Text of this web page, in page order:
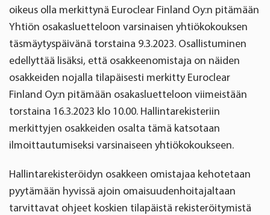
oikeus olla merkittynä Euroclear Finland Oy:n pitämään
Yhtiön osakasluetteloon varsinaisen yhtiökokouksen
täsmäytyspäivänä torstaina 9.3.2023. Osallistuminen
edellyttää lisäksi, että osakkeenomistaja on näiden
osakkeiden nojalla tilapäisesti merkitty Euroclear
Finland Oy:n pitämään osakasluetteloon viimeistään
torstaina 16.3.2023 klo 10.00. Hallintarekisteriin
merkittyjen osakkeiden osalta tämä katsotaan
ilmoittautumiseksi varsinaiseen yhtiökokoukseen.
Hallintarekisteröidyn osakkeen omistajaa kehotetaan
pyytämään hyvissä ajoin omaisuudenhoitajaltaan
tarvittavat ohjeet koskien tilapäistä rekisteröitymistä